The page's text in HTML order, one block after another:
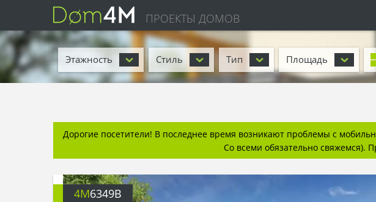
ПРОЕКТЫ ДОМОВ
Этажность Стиль Тип Площадь
Дорогие посетители! В последнее время возникают проблемы с
Со всеми обязательно свяжемся).
4M6349B